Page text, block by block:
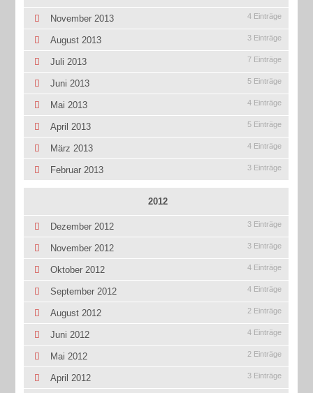
November 2013 4 Einträge
August 2013 3 Einträge
Juli 2013 7 Einträge
Juni 2013 5 Einträge
Mai 2013 4 Einträge
April 2013 5 Einträge
März 2013 4 Einträge
Februar 2013 3 Einträge
2012
Dezember 2012 3 Einträge
November 2012 3 Einträge
Oktober 2012 4 Einträge
September 2012 4 Einträge
August 2012 2 Einträge
Juni 2012 4 Einträge
Mai 2012 2 Einträge
April 2012 3 Einträge